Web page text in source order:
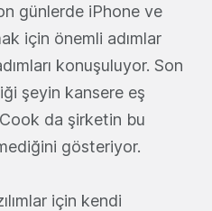
günlerde iPhone ve
için önemli adımlar
konuşuluyor. Son
şeyin kansere eş
da şirketin bu
gösteriyor.
için kendi